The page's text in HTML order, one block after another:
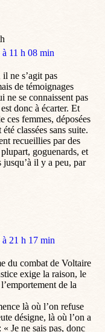
11 h 08 min
ne s’agit pas
de témoignages
ne se connaissent pas
donc à écarter. Et
ces femmes, déposées
classées sans suite.
recueillies par des
goguenards, et
jusqu’à il y a peu, par
21 h 17 min
du combat de Voltaire
exige la raison, le
de la
là où l’on refuse
désigne, là où l’on a
Je ne sais pas, donc